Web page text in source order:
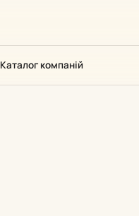
Каталог компаній